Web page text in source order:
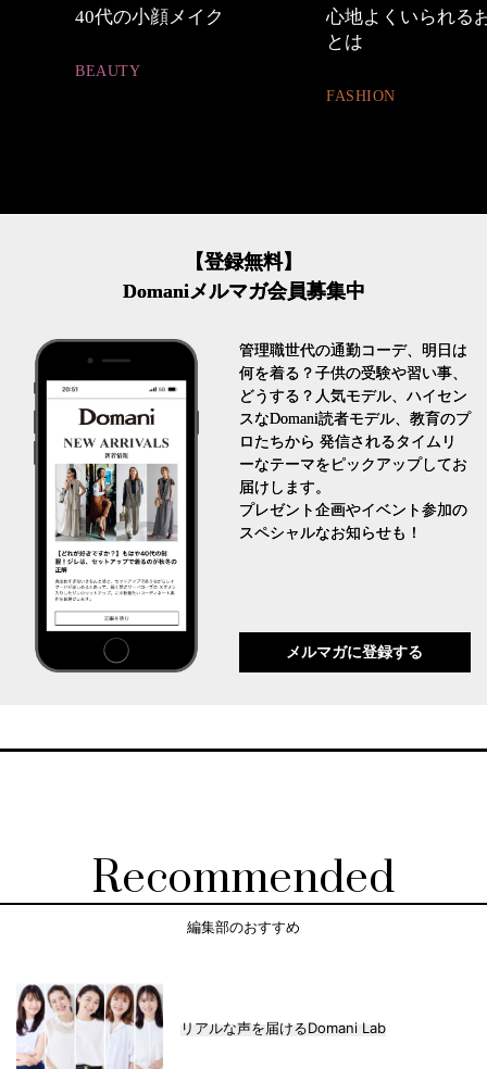
40代の小顔メイク
BEAUTY
心地よくいられる
とは
FASHION
【登録無料】
Domaniメルマガ会員募集中
管理職世代の通勤コーデ、明日は
何を着る？子供の受験や習い事、
どうする？人気モデル、ハイセン
スなDomani読者モデル、教育のプ
ロたちから 発信されるタイムリ
ーなテーマをピックアップしてお
届けします。
プレゼント企画やイベント参加の
スペシャルなお知らせも！
メルマガに登録する
Recommended
編集部のおすすめ
リアルな声を届けるDomani Lab